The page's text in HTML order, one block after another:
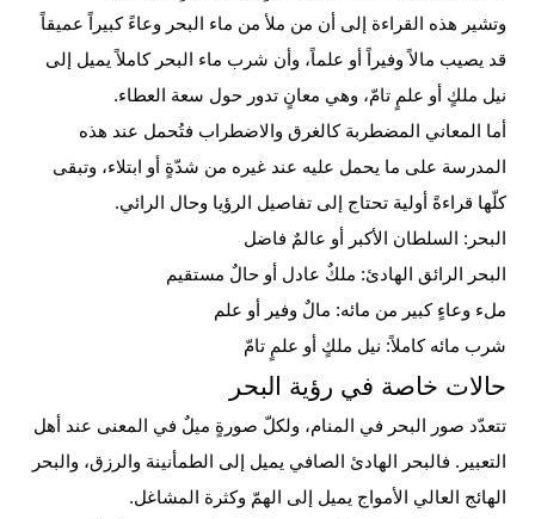
وتشير هذه القراءة إلى أن من ملأ من ماء البحر وعاءً كبيراً عميقاً
قد يصيب مالاً وفيراً أو علماً، وأن شرب ماء البحر كاملاً يميل إلى
نيل ملكٍ أو علمٍ تامّ، وهي معانٍ تدور حول سعة العطاء.
أما المعاني المضطربة كالغرق والاضطراب فتُحمل عند هذه
المدرسة على ما يحمل عليه عند غيره من شدّةٍ أو ابتلاء، وتبقى
كلّها قراءةً أولية تحتاج إلى تفاصيل الرؤيا وحال الرائي.
البحر: السلطان الأكبر أو عالمٌ فاضل
البحر الرائق الهادئ: ملكٌ عادل أو حالٌ مستقيم
ملء وعاءٍ كبير من مائه: مالٌ وفير أو علم
شرب مائه كاملاً: نيل ملكٍ أو علمٍ تامّ
حالات خاصة في رؤية البحر
تتعدّد صور البحر في المنام، ولكلّ صورةٍ ميلٌ في المعنى عند أهل
التعبير. فالبحر الهادئ الصافي يميل إلى الطمأنينة والرزق، والبحر
الهائج العالي الأمواج يميل إلى الهمّ وكثرة المشاغل.